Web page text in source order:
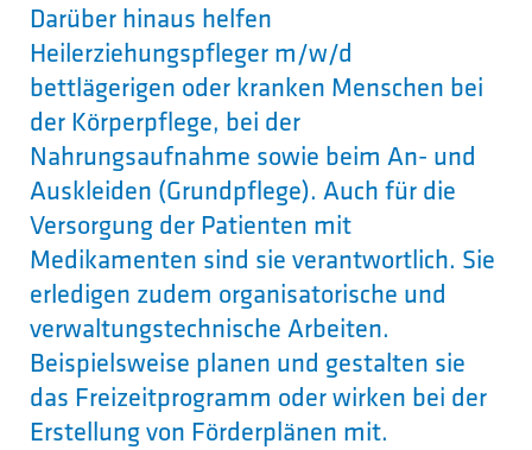
Darüber hinaus helfen
Heilerziehungspfleger m/w/d
bettlägerigen oder kranken Menschen bei
der Körperpflege, bei der
Nahrungsaufnahme sowie beim An- und
Auskleiden (Grundpflege). Auch für die
Versorgung der Patienten mit
Medikamenten sind sie verantwortlich. Sie
erledigen zudem organisatorische und
verwaltungstechnische Arbeiten.
Beispielsweise planen und gestalten sie
das Freizeitprogramm oder wirken bei der
Erstellung von Förderplänen mit.